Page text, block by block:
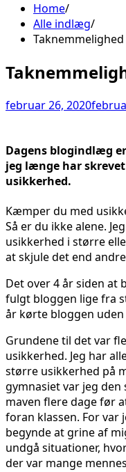
Home
Alle indlæg
februar 26, 2020
Dagens blogindlæg
jeg længe har
usikkerhed.
Kæmper du med
Så er du ikke alene.
usikkerhed i større
at skjule det end
Det over 4 år siden at
fulgt bloggen lige fra
år kørte bloggen
Grundene til det var
usikkerhed. Jeg har
større usikkerhed på
gymnasiet var jeg
maven flere dage før
foran klassen. For var
begynde at grine af
undgå situationer,
der var mange